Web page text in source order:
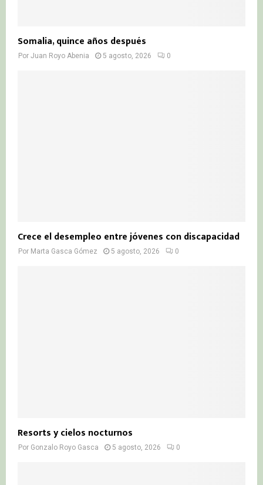
Somalia, quince años después
Por Juan Royo Abenia 5 agosto, 2026 0
Crece el desempleo entre jóvenes con discapacidad
Por Marta Gasca Gómez 5 agosto, 2026 0
Resorts y cielos nocturnos
Por Gonzalo Royo Gasca 5 agosto, 2026 0